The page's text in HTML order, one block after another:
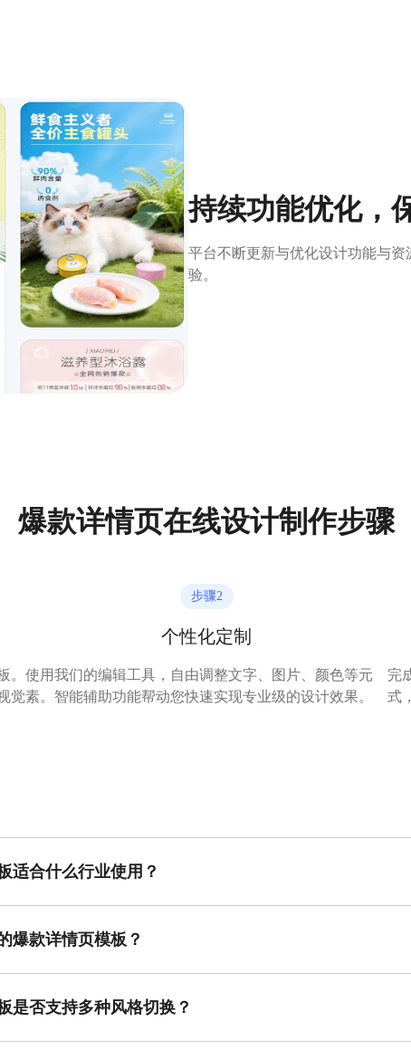
持续功能优化，
平台不断更新与优化设计功能与
验。
爆款详情页在线设计制作步骤
觉
步骤2
个性化定制
使用我们的编辑工具，自由调整文字、图片、颜色等元
素。智能辅助功能帮动您快速实现专业级的设计效果。
完
式
适合什么行业使用？
多数行业中均具备较高的实用性。
爆款详情页模板？
转化效果。
是否支持多种风格切换？